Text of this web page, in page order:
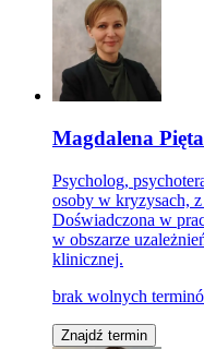
Magdalena
Psycholog,
osoby w kryzysach,
Doświadczona w
w obszarze
klinicznej.
brak wolnych
Znajdź termin